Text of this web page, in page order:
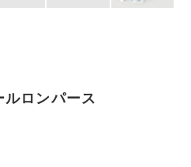
ルロンパース